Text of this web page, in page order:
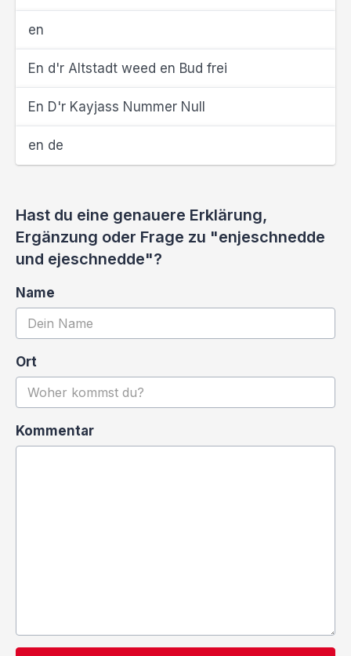
en
En d'r Altstadt weed en Bud frei
En D'r Kayjass Nummer Null
en de
Hast du eine genauere Erklärung,
Ergänzung oder Frage zu "enjeschnedde
und ejeschnedde"?
Name
Ort
Kommentar